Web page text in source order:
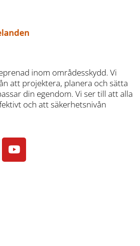
inom områdesskydd. Vi
att projektera, planera och sätta
din egendom. Vi ser till att alla
och att säkerhetsnivån